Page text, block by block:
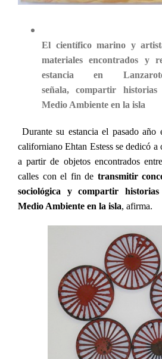
El científico marino y
materiales encontrados y
estancia en
señala,compartir
Medio Ambiente en la isla
Durante su estancia el pasado año
californiano Ehtan Estess se dedicó a
a partir de objetos encontrados
calles con el fin de transmitir
sociológica y compartir
Medio Ambiente en la isla, afirma.